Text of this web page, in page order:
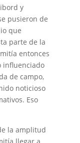
y
pusieron de
que
parte de la
entonces
influenciado
de campo,
noticioso
Eso
la amplitud